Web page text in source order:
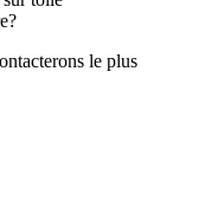
le plus